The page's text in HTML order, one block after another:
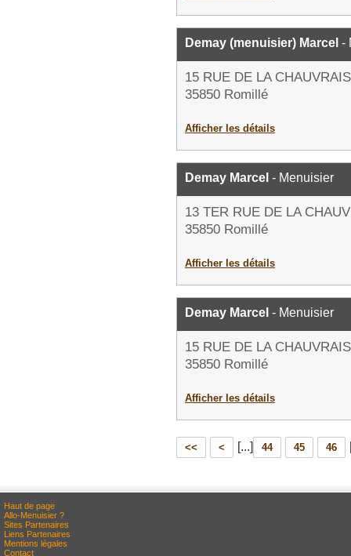
Demay (menuisier) Marcel -
15 RUE DE LA CHAUVRAIS
35850 Romillé
Afficher les détails
Demay Marcel - Menuisier
13 TER RUE DE LA
35850 Romillé
Afficher les détails
Demay Marcel - Menuisier
15 RUE DE LA CHAUVRAIS
35850 Romillé
Afficher les détails
<< < [...] 44 45 46
Haut de page
Allo-Menuisier ?
Sites Partenaires
Liens Partenaires
Mentions légales
Contact